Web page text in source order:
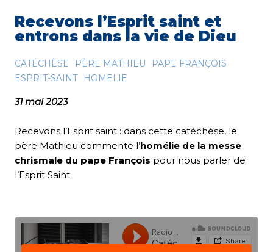
Recevons l’Esprit saint et
entrons dans la vie de Dieu
CATÉCHÈSE PÈRE MATHIEU
PAPE FRANÇOIS
ESPRIT-SAINT
HOMELIE
31 mai 2023
Recevons l’Esprit saint : dans cette catéchèse, le
père Mathieu commente l’homélie de la messe
chrismale du pape François pour nous parler de
l’Esprit Saint.